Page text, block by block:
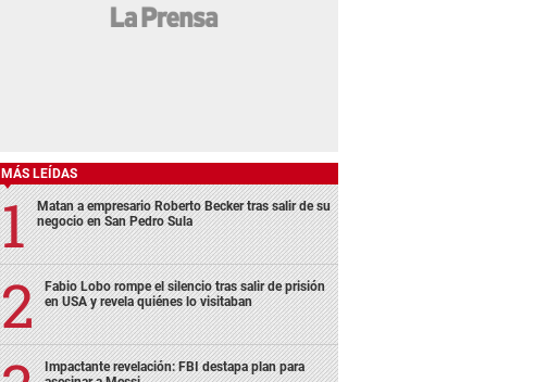
MÁS LEÍDAS
Matan a empresario Roberto Becker tras salir de su
negocio en San Pedro Sula
Fabio Lobo rompe el silencio tras salir de prisión
en USA y revela quiénes lo visitaban
Impactante revelación: FBI destapa plan para